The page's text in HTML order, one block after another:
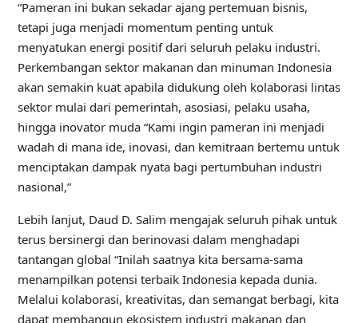
“Pameran ini bukan sekadar ajang pertemuan bisnis,
tetapi juga menjadi momentum penting untuk
menyatukan energi positif dari seluruh pelaku industri.
Perkembangan sektor makanan dan minuman Indonesia
akan semakin kuat apabila didukung oleh kolaborasi lintas
sektor mulai dari pemerintah, asosiasi, pelaku usaha,
hingga inovator muda “Kami ingin pameran ini menjadi
wadah di mana ide, inovasi, dan kemitraan bertemu untuk
menciptakan dampak nyata bagi pertumbuhan industri
nasional,”
Lebih lanjut, Daud D. Salim mengajak seluruh pihak untuk
terus bersinergi dan berinovasi dalam menghadapi
tantangan global “Inilah saatnya kita bersama-sama
menampilkan potensi terbaik Indonesia kepada dunia.
Melalui kolaborasi, kreativitas, dan semangat berbagi, kita
dapat membangun ekosistem industri makanan dan